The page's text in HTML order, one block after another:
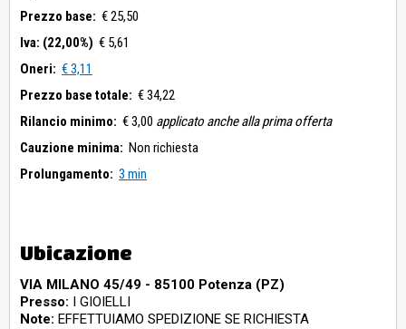
Prezzo base: € 25,50
Iva: (22,00%) € 5,61
Oneri: € 3,11
Prezzo base totale: € 34,22
Rilancio minimo: € 3,00 applicato anche alla prima offerta
Cauzione minima: Non richiesta
Prolungamento: 3 min
Ubicazione
VIA MILANO 45/49 - 85100 Potenza (PZ)
Presso: I GIOIELLI
Note: EFFETTUIAMO SPEDIZIONE SE RICHIESTA